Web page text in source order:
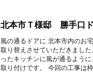
北本市Ｔ様邸 勝手口
風の通るドアに 北本市内のお
取り替えさせていただきまし
ったキッチンに風が通るよう
取り付けです。 今回の工事は